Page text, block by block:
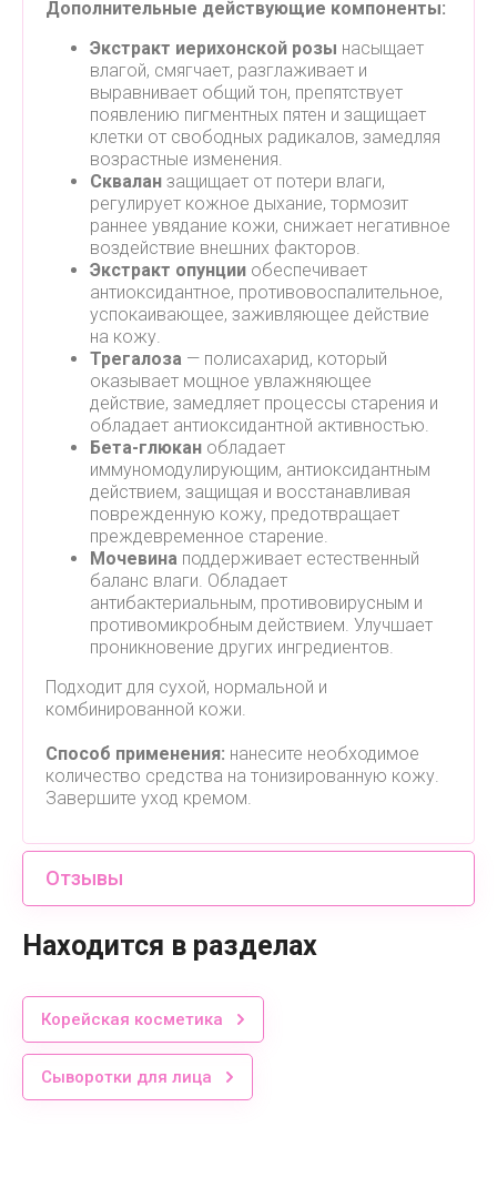
Дополнительные действующие компоненты:
Экстракт иерихонской розы насыщает
влагой, смягчает, разглаживает и
выравнивает общий тон, препятствует
появлению пигментных пятен и защищает
клетки от свободных радикалов, замедляя
возрастные изменения.
Сквалан защищает от потери влаги,
регулирует кожное дыхание, тормозит
раннее увядание кожи, снижает негативное
воздействие внешних факторов.
Экстракт опунции обеспечивает
антиоксидантное, противовоспалительное,
успокаивающее, заживляющее действие
на кожу.
Трегалоза — полисахарид, который
оказывает мощное увлажняющее
действие, замедляет процессы старения и
обладает антиоксидантной активностью.
Бета-глюкан обладает
иммуномодулирующим, антиоксидантным
действием, защищая и восстанавливая
поврежденную кожу, предотвращает
преждевременное старение.
Мочевина поддерживает естественный
баланс влаги. Обладает
антибактериальным, противовирусным и
противомикробным действием. Улучшает
проникновение других ингредиентов.
Подходит для сухой, нормальной и
комбинированной кожи.
Способ применения: нанесите необходимое
количество средства на тонизированную кожу.
Завершите уход кремом.
Отзывы
Находится в разделах
Корейская косметика
Сыворотки для лица